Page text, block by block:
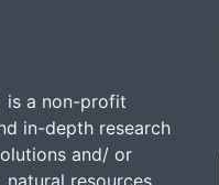
is a non-profit
in-depth research
and/ or
resources,